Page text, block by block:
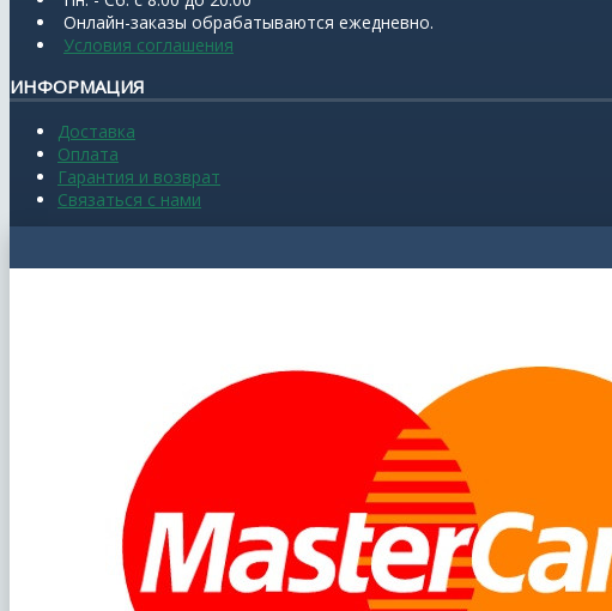
Онлайн-заказы обрабатываются ежедневно.
Условия соглашения
ИНФОРМАЦИЯ
Доставка
Оплата
Гарантия и возврат
Связаться с нами